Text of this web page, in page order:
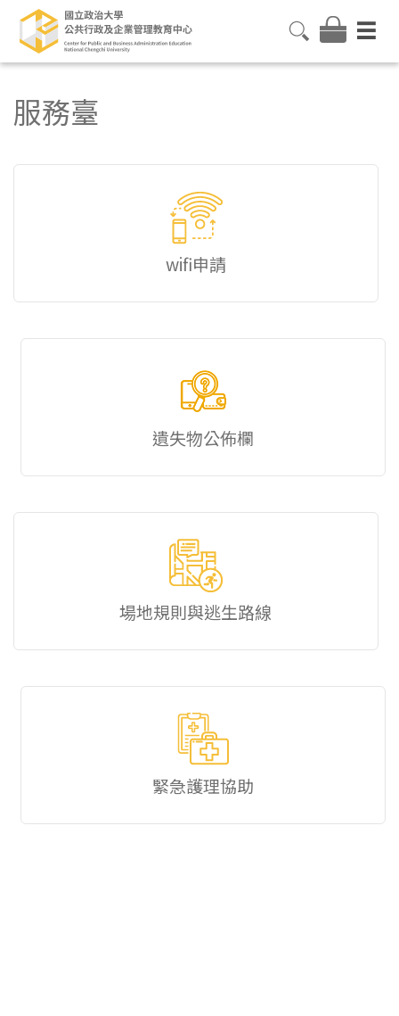
服務臺
wifi申請
遺失物公佈欄
場地規則與逃生路線
緊急護理協助